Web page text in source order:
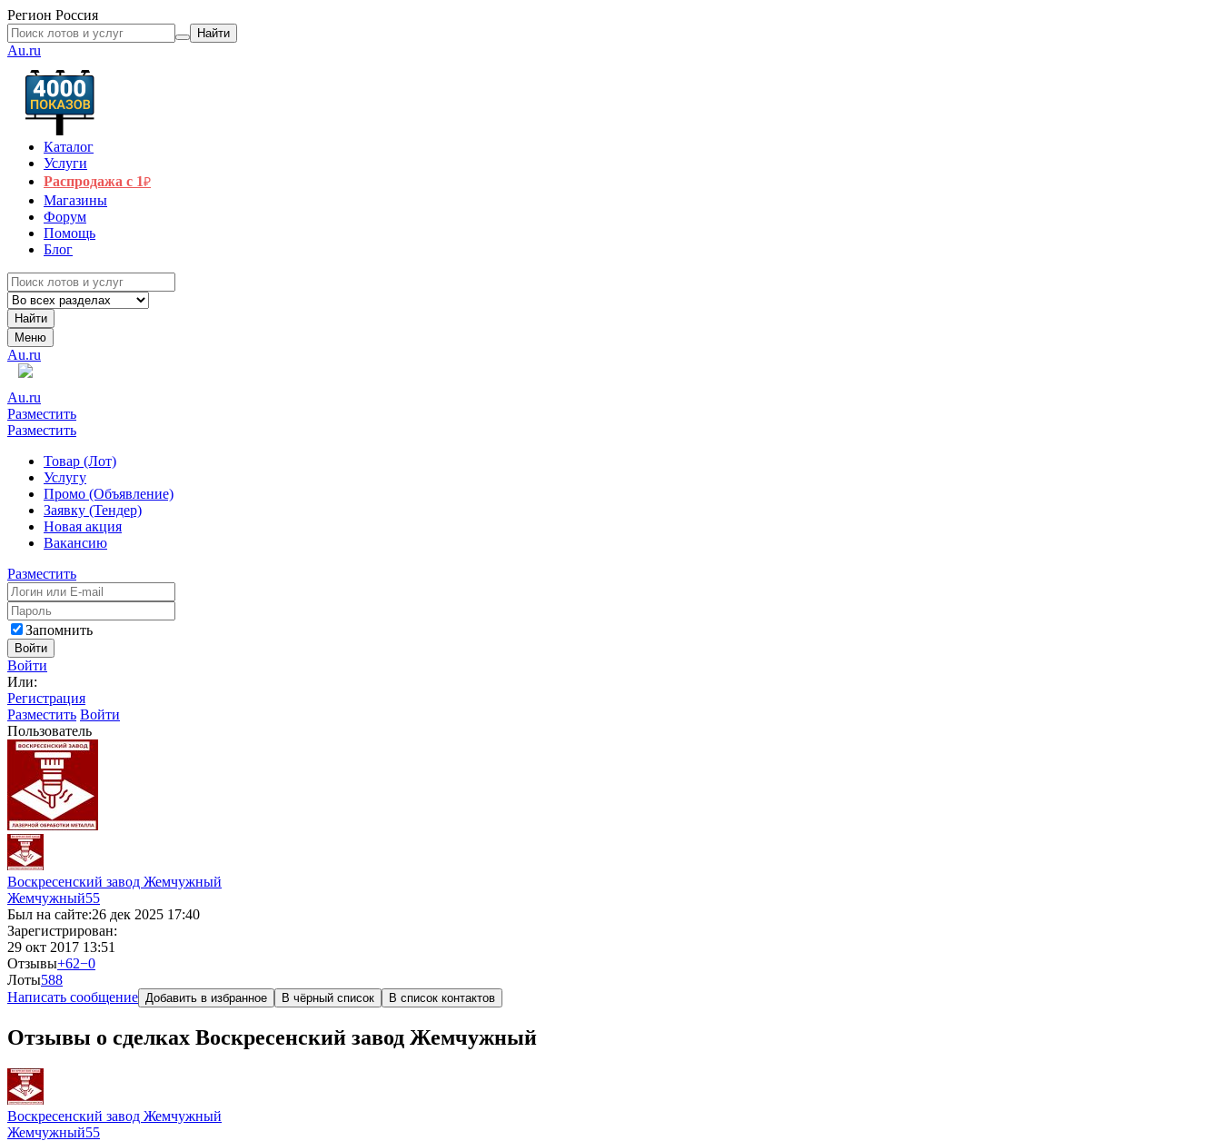
Регион Россия
Найти
Au.ru
Каталог
Услуги
Распродажа с 1₽
Магазины
Форум
Помощь
Блог
Найти
Меню
Au.ru
Au.ru
Разместить
Разместить
Товар (Лот)
Услугу
Промо (Объявление)
Заявку (Тендер)
Новая акция
Вакансию
Разместить
Запомнить
Войти
Войти
Или:
Регистрация
Разместить Войти
Пользователь
Воскресенский завод Жемчужный
Жемчужный55
Был на сайте:26 дек 2025 17:40
Зарегистрирован:
29 окт 2017 13:51
Отзывы+62−0
Лоты588
Написать сообщение Добавить в избранное В чёрный список В список контактов
Отзывы о сделках Воскресенский завод Жемчужный
Воскресенский завод Жемчужный
Жемчужный55